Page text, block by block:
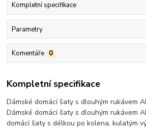
Kompletní specifikace
Parametry
Komentáře 0
Kompletní specifikace
Dámské domácí šaty s dlouhým rukávem
Dámské domácí šaty s dlouhým rukávem
domácí šaty s délkou po kolena, kulatým